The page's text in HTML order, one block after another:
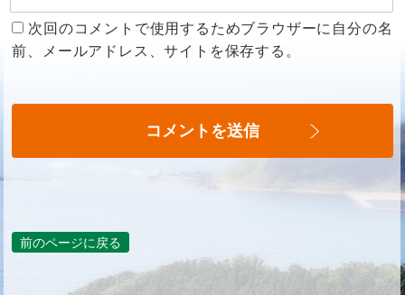
次回のコメントで使用するためブラウザーに自分の名
前、メールアドレス、サイトを保存する。
前のページに戻る